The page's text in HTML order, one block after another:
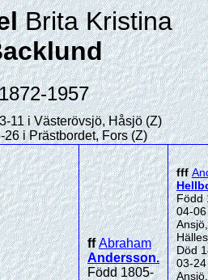
Brita Kristina
1957
11 i Västerövsjö, Håsjö (Z)
26 i Prästbordet, Fors (Z)
ffAbraham
Andersson.
Född 1805-
fff
Född
04-
Ansjö,
Död
03-
Ansjö,